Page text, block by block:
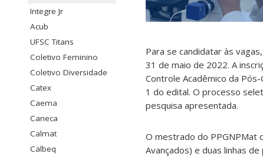
Integre Jr
Acub
UFSC Titans
Coletivo Feminino
Coletivo Diversidade
Catex
Caema
Caneca
Calmat
Calbeq
Para se candidatar às
31 de maio de 2022. A
Controle Acadêmico da
1 do edital. O processo
pesquisa apresentada.
O mestrado do PPGNPMat
Avançados) e duas linhas